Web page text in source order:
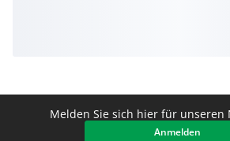
Melden Sie sich hier für unseren
Anmelden